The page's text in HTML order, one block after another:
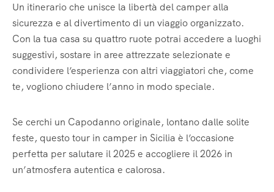
Un itinerario che unisce la libertà del camper alla
sicurezza e al divertimento di un viaggio organizzato.
Con la tua casa su quattro ruote potrai accedere a luoghi
suggestivi, sostare in aree attrezzate selezionate e
condividere l’esperienza con altri viaggiatori che, come
te, vogliono chiudere l’anno in modo speciale.
Se cerchi un Capodanno originale, lontano dalle solite
feste, questo tour in camper in Sicilia è l’occasione
perfetta per salutare il 2025 e accogliere il 2026 in
un’atmosfera autentica e calorosa.